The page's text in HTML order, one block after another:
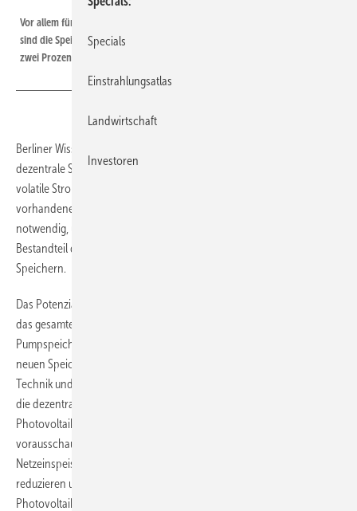
Vor allem für Haushalte mit Solaranlagen ohne Eigenverbrauchsabgabe
sind die Speicher schon wirtschaftlich, wenn die Stromkosten um jährlich
zwei Prozent steigen.
Berliner Wissenschaftler haben ausgerechnet, dass das Potenzial für
dezentrale Speicher in Deutschland ausreicht, um den Umstieg auf
volatile Stromerzeuger zu schaffen. Es liegt weit über dem der
vorhandenen Pumpspeicherkraftwerke. Sie sind aber auch
notwendig, um die schwankende Erzeugung auszugleichen.
Bestandteil der Studie ist eine Wirtschaftlichkeitsanalyse von
Speichern.
Das Potenzial dezentraler Batteriespeicher in Deutschland übersteigt
das gesamte Speichervermögen der hierzulande vorhandenen
Pumpspeicherkraftwerke. Dies ist eines der zentralen Ergebnisse der
neuen Speicherstudie, die Wissenschaftler der Hochschule für
Technik und Wirtschaft (HTW) in Berlin erstellt haben. Außerdem sind
die dezentralen Stromspeicher für einen schnellen Ausbau der
Photovoltaik in Deutschland von entscheidender Bedeutung. „Bei
vorausschauender Planung der Speicherladung lässt sich die
Netzeinspeisung auf die Hälfte der installierten Photovoltaikleistung
reduzieren und damit die Anzahl der installierbaren
Photovoltaikanlagen deutlich erhöhen“, rechnet Volker Quaschning
Specials
Einstrahlungsatlas
Landwirtschaft
Investoren